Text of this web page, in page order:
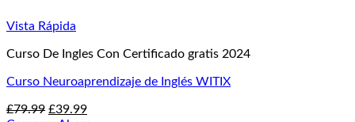
Vista Rápida
Curso De Ingles Con Certificado gratis 2024
Curso Neuroaprendizaje de Inglés WITIX
£79.99 El
£39.99El